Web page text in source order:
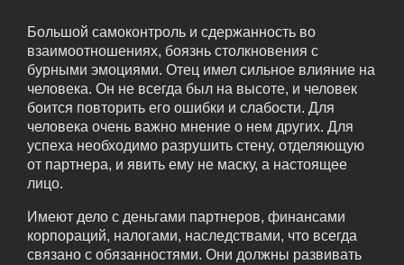
Большой самоконтроль и сдержанность во
взаимоотношениях, боязнь столкновения с
бурными эмоциями. Отец имел сильное влияние на
человека. Он не всегда был на высоте, и человек
боится повторить его ошибки и слабости. Для
человека очень важно мнение о нем других. Для
успеха необходимо разрушить стену, отделяющую
от партнера, и явить ему не маску, а настоящее
лицо.
Имеют дело с деньгами партнеров, финансами
корпораций, налогами, наследствами, что всегда
связано с обязанностями. Они должны развивать